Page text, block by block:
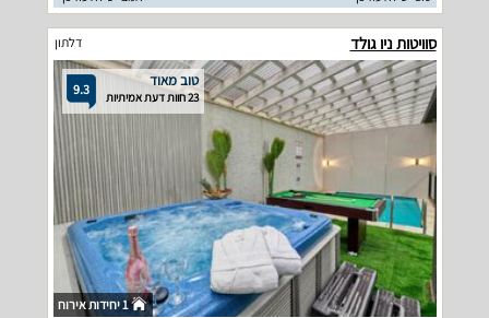
סוויטות ניו גולד דלתון
9.3 טוב מאוד
23 חוות דעת אמיתיות
1 יחידות אירוח